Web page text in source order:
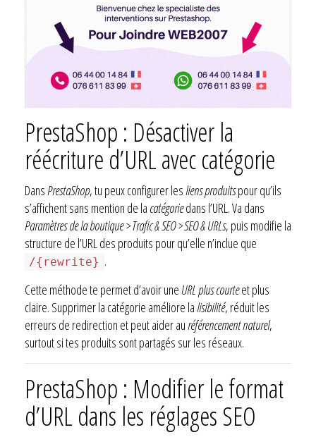
PrestaShop : Désactiver la
réécriture d’URL avec catégorie
DansPrestaShop, tu peux configurer les liens produitspour qu’ils
s’affichent sans mention de la catégoriedans l’URL. Va dans
Paramètres de la boutique > Trafic & SEO > SEO & URLs, puis modifie la
structure de l’URL des produits pour qu’elle n’inclue que
/{rewrite} .
Cette méthode te permet d’avoir une URL plus courteet plus
claire. Supprimer la catégorie améliore la lisibilité, réduit les
erreurs de redirection et peut aider au référencement naturel,
surtout si tes produits sont partagés sur les réseaux.
PrestaShop : Modifier le format
d’URL dans les réglages SEO